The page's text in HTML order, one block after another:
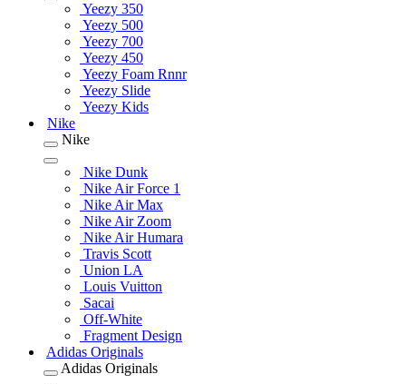
Yeezy 350
Yeezy 500
Yeezy 700
Yeezy 450
Yeezy Foam Rnnr
Yeezy Slide
Yeezy Kids
Nike
Nike
Nike Dunk
Nike Air Force 1
Nike Air Max
Nike Air Zoom
Nike Air Humara
Travis Scott
Union LA
Louis Vuitton
Sacai
Off-White
Fragment Design
Adidas Originals
Adidas Originals